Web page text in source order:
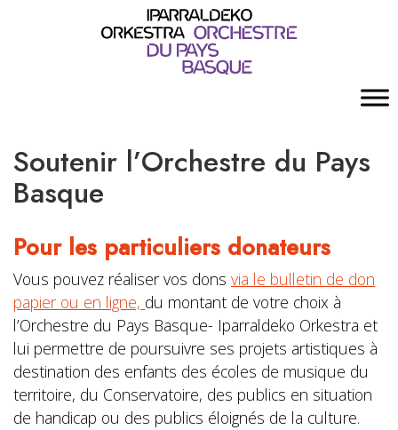
Soutenir l’Orchestre du Pays
Basque
Pour les particuliers donateurs
Vous pouvez réaliser vos dons via le bulletin de don
papier ou en ligne, du montant de votre choix à
l’Orchestre du Pays Basque- Iparraldeko Orkestra et
lui permettre de poursuivre ses projets artistiques à
destination des enfants des écoles de musique du
territoire, du Conservatoire, des publics en situation
de handicap ou des publics éloignés de la culture.